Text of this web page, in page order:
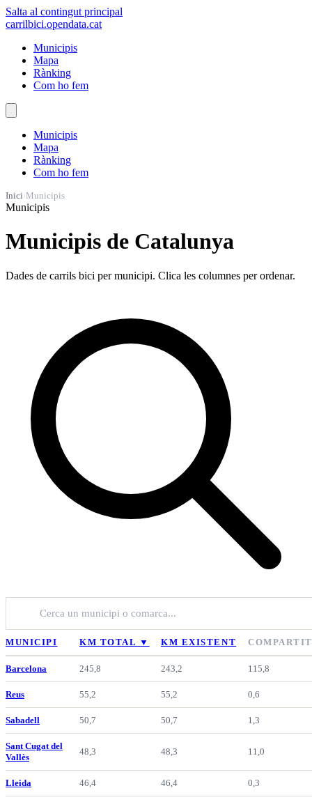
Salta al contingut principal
carrilbici.opendata.cat
Municipis
Mapa
Rànking
Com ho fem
Municipis
Mapa
Rànking
Com ho fem
Inici›Municipis
Municipis
Municipis de Catalunya
Dades de carrils bici per municipi. Clica les columnes per ordenar.
MUNICIPI KM TOTAL ▼ KM EXISTENT
Barcelona 245,8 243,2 115,8
Reus 55,2 55,2 0,6
Sabadell 50,7 50,7 1,3
Sant Cugat del
Vallès
48,3 48,3 11,0
Lleida 46,4 46,4 0,3